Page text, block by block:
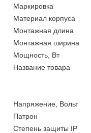
Маркировка
Материал корпуса
Монтажная длина
Монтажная ширина
Мощность, Вт
Название товара
Напряжение, Вольт
Патрон
Степень защиты IP